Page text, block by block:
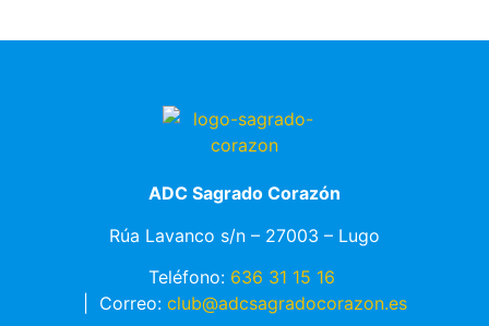
ADC Sagrado Corazón
Rúa Lavanco s/n – 27003 – Lugo
Teléfono: 636 31 15 16
Correo: club@adcsagradocorazon.es